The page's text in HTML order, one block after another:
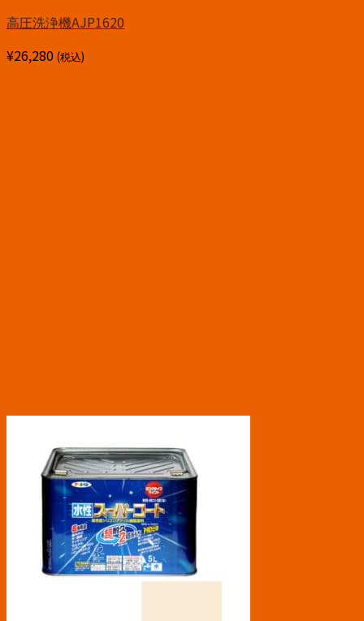
高圧洗浄機AJP1620
¥26,280 (税込)